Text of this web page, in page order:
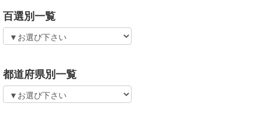
百選別一覧
都道府県別一覧